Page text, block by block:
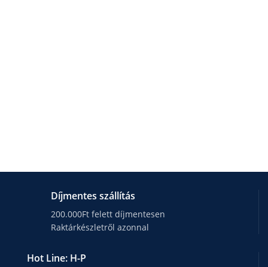
Díjmentes szállítás
200.000Ft felett díjmentesen
Raktárkészletről azonnal
Hot Line: H-P